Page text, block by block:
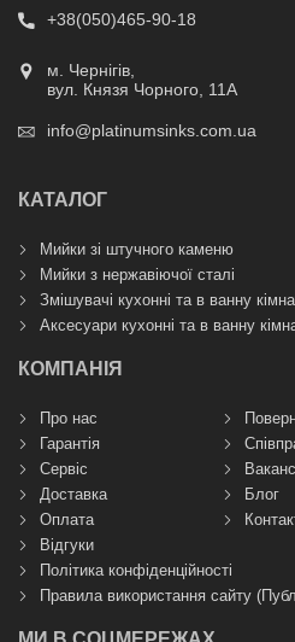
+38(050)465-90-18
м. Чернігів,
вул. Князя Чорного, 11А
info@platinumsinks.com.ua
КАТАЛОГ
Мийки зі штучного каменю
Мийки з нержавіючої сталі
Змішувачі кухонні та в ванну
Аксесуари кухонні та в ванну
КОМПАНІЯ
Про нас
Гарантія
Сервіс
Доставка
Оплата
Блог
Відгуки
Політика конфіденційності
Правила використання сайту